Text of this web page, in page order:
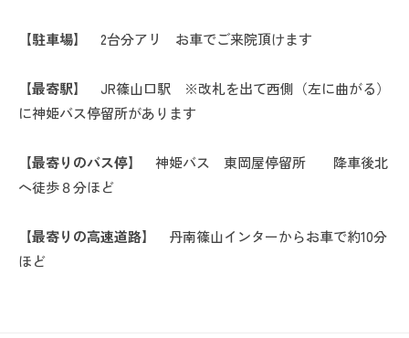
【駐車場】 2台分アリ お車でご来院頂けます
【最寄駅】 JR篠山口駅 ※改札を出て西側（左に曲がる）
に神姫バス停留所があります
【最寄りのバス停】 神姫バス 東岡屋停留所 降車後北
へ徒歩８分ほど
【最寄りの高速道路】 丹南篠山インターからお車で約10分
ほど